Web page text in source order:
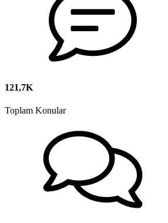
121,7K
Toplam Konular